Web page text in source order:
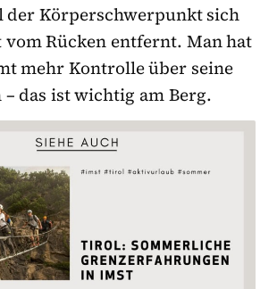
der Körperschwerpunkt sich
Rücken entfernt. Man hat
mehr Kontrolle über seine
– das ist wichtig am Berg.